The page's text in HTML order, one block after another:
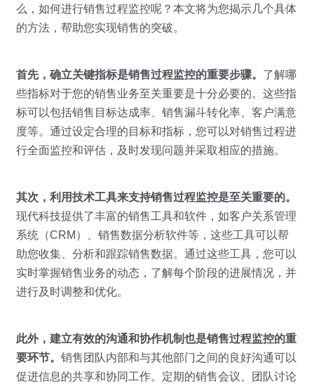
按业务场景
培训辅导
么，如何进行销售过程监控呢？本文将为您揭示几个具体
的方法，帮助您实现销售的突破。
首先，确立关键指标是销售过程监控的重要步骤。 了解哪
些指标对于您的销售业务至关重要是十分必要的。这些指
标可以包括销售目标达成率、销售漏斗转化率、客户满意
度等。通过设定合理的目标和指标，您可以对销售过程进
行全面监控和评估，及时发现问题并采取相应的措施。
其次，利用技术工具来支持销售过程监控是至关重要的。
现代科技提供了丰富的销售工具和软件，如客户关系管理
系统（CRM）、销售数据分析软件等，这些工具可以帮
助您收集、分析和跟踪销售数据。通过这些工具，您可以
实时掌握销售业务的动态，了解每个阶段的进展情况，并
进行及时调整和优化。
此外，建立有效的沟通和协作机制也是销售过程监控的重
要环节。 销售团队内部和与其他部门之间的良好沟通可以
促进信息的共享和协同工作。定期的销售会议、团队讨论